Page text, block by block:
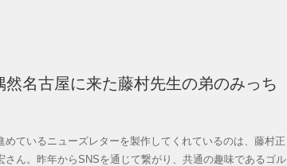
然名古屋に来た藤村先生の弟のみっち
ているニューズレターを製作してくれているのは、藤村正
ん。昨年からSNSを通じて繋がり、共通の趣味であるゴル